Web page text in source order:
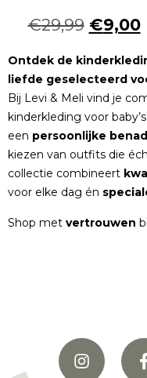
€29,99 €9,00
Ontdek de
liefde geselecteerd
Bij Levi & Meli vind je
kinderkleding voor
een persoonlijke
kiezen van outfits die
collectie combineert
voor elke dag én
Shop met vertrouwen